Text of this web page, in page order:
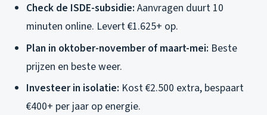
Check de ISDE-subsidie: Aanvragen duurt 10
minuten online. Levert €1.625+ op.
Plan in oktober-november of maart-mei: Beste
prijzen en beste weer.
Investeer in isolatie: Kost €2.500 extra, bespaart
€400+ per jaar op energie.